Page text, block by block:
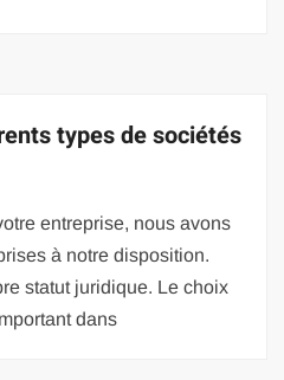
types de sociétés
entreprise, nous avons
à notre disposition.
statut juridique. Le choix
dans